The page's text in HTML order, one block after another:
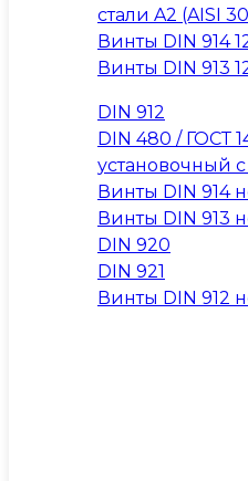
стали A2 (AISI
Винты DIN 914
Винты DIN 913
DIN 912
DIN 480 / ГОСТ
установочный
Винты DIN 914
Винты DIN 913
DIN 920
DIN 921
Винты DIN 912